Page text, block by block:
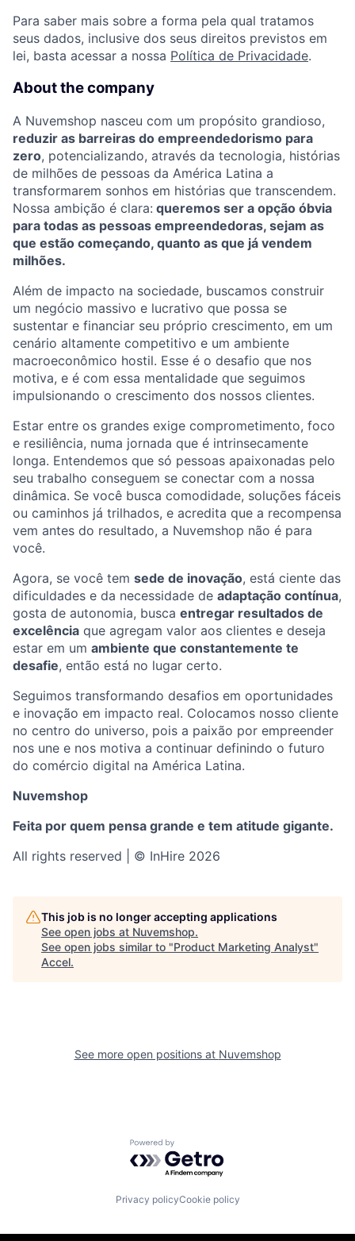
Para saber mais sobre a forma pela qual tratamos
seus dados, inclusive dos seus direitos previstos em
lei, basta acessar a nossa Política de Privacidade.
About the company
A Nuvemshop nasceu com um propósito grandioso,
reduzir as barreiras do empreendedorismo para
zero, potencializando, através da tecnologia, histórias
de milhões de pessoas da América Latina a
transformarem sonhos em histórias que transcendem.
Nossa ambição é clara: queremos ser a opção óbvia
para todas as pessoas empreendedoras, sejam as
que estão começando, quanto as que já vendem
milhões.
Além de impacto na sociedade, buscamos construir
um negócio massivo e lucrativo que possa se
sustentar e financiar seu próprio crescimento, em um
cenário altamente competitivo e um ambiente
macroeconômico hostil. Esse é o desafio que nos
motiva, e é com essa mentalidade que seguimos
impulsionando o crescimento dos nossos clientes.
Estar entre os grandes exige comprometimento, foco
e resiliência, numa jornada que é intrinsecamente
longa. Entendemos que só pessoas apaixonadas pelo
seu trabalho conseguem se conectar com a nossa
dinâmica. Se você busca comodidade, soluções fáceis
ou caminhos já trilhados, e acredita que a recompensa
vem antes do resultado, a Nuvemshop não é para
você.
Agora, se você tem sede de inovação, está ciente das
dificuldades e da necessidade de adaptação contínua,
gosta de autonomia, busca entregar resultados de
excelência que agregam valor aos clientes e deseja
estar em um ambiente que constantemente te
desafie, então está no lugar certo.
Seguimos transformando desafios em oportunidades
e inovação em impacto real. Colocamos nosso cliente
no centro do universo, pois a paixão por empreender
nos une e nos motiva a continuar definindo o futuro
do comércio digital na América Latina.
Nuvemshop
Feita por quem pensa grande e tem atitude gigante.
All rights reserved | © InHire 2026
This job is no longer accepting applications
See open jobs at Nuvemshop.
See open jobs similar to "Product Marketing Analyst"
Accel.
See more open positions at Nuvemshop
Powered by Getro.com
Privacy policyCookie policy